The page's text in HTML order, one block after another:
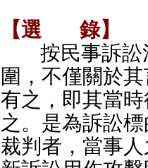
【選
錄】
按民事訴訟
圍，不僅關於
有之，即其當
之。是為訴訟
裁判者，當事